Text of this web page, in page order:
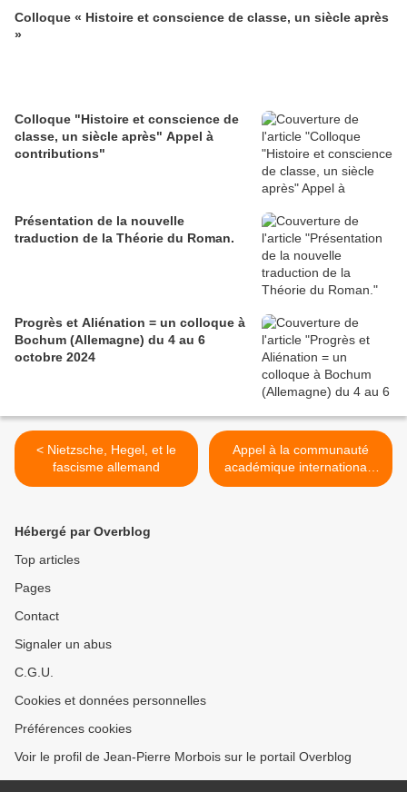
Colloque « Histoire et conscience de classe, un siècle après
»
Colloque "Histoire et conscience de
classe, un siècle après" Appel à
contributions"
Présentation de la nouvelle
traduction de la Théorie du Roman.
Progrès et Aliénation = un colloque à
Bochum (Allemagne) du 4 au 6
octobre 2024
< Nietzsche, Hegel, et le
fascisme allemand
Appel à la communauté
académique internationale
pour arrêter la liquidation
Hébergé par Overblog
Top articles
Pages
Contact
Signaler un abus
C.G.U.
Cookies et données personnelles
Préférences cookies
Voir le profil de Jean-Pierre Morbois sur le portail Overblog